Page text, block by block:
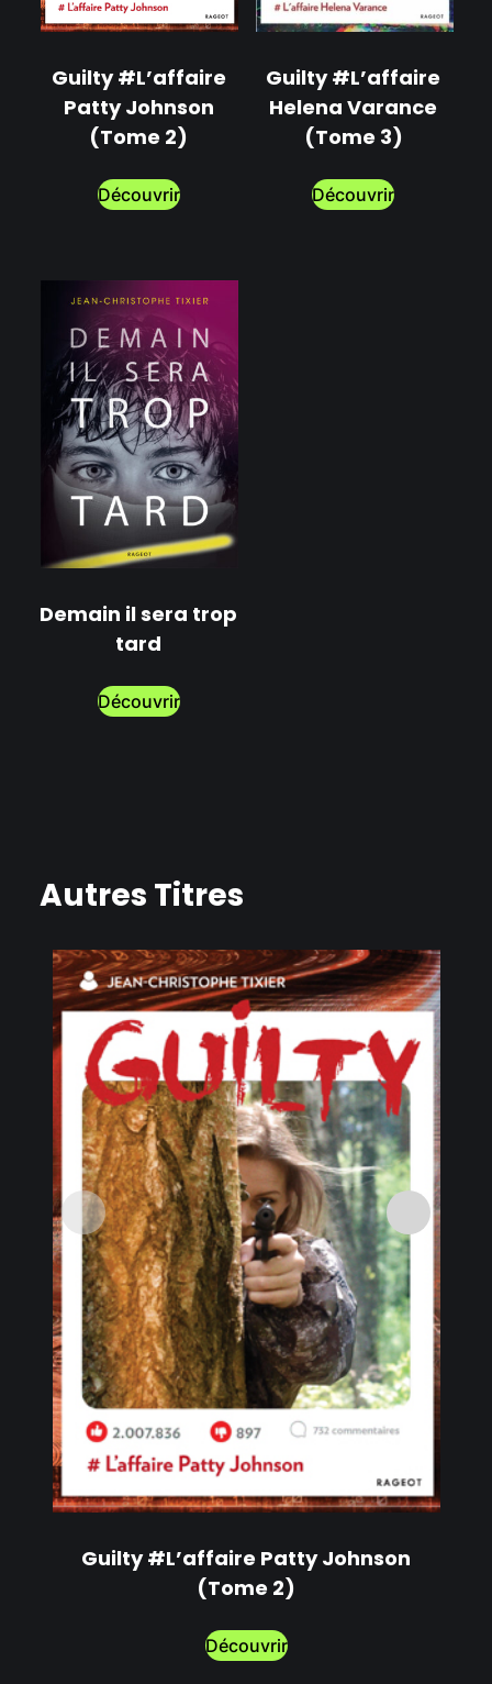
Guilty #L’affaire
Patty Johnson
(Tome 2)
Découvrir
Guilty #L’affaire
Helena Varance
(Tome 3)
Découvrir
Demain il sera trop
tard
Découvrir
Autres Titres
Guilty #L’affaire Patty Johnson
(Tome 2)
Découvrir